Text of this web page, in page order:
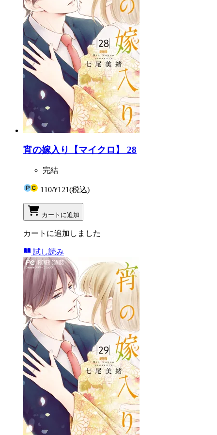
宵の嫁入り【マイクロ】 28
完結
110/¥121(税込)
カートに追加
カートに追加しました
試し読み